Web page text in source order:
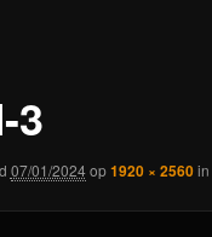
3
07/01/2024op1920 × 2560in